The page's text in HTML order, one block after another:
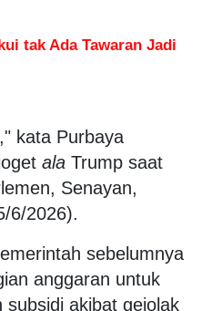
tak Ada Tawaran Jadi
kata Purbaya
ala Trump saat
Senayan,
6/2026).
sebelumnya
anggaran untuk
subsidi akibat gejolak